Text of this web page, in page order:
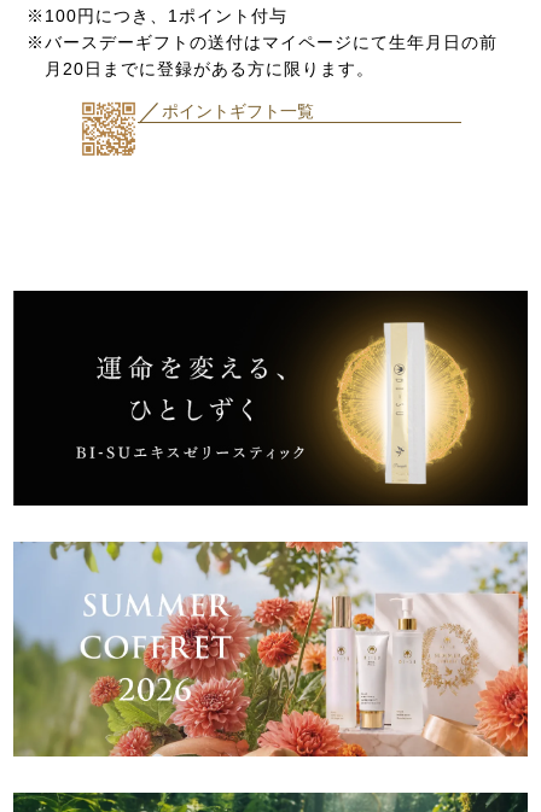
※100円につき、1ポイント付与
※バースデーギフトの送付はマイページにて生年月日の前
月20日までに登録がある方に限ります。
／ポイントギフト一覧